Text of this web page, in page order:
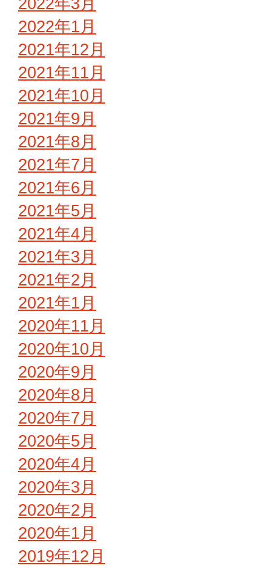
2022年1月
2021年12月
2021年11月
2021年10月
2021年9月
2021年8月
2021年7月
2021年6月
2021年5月
2021年4月
2021年3月
2021年2月
2021年1月
2020年11月
2020年10月
2020年9月
2020年8月
2020年7月
2020年5月
2020年4月
2020年3月
2020年2月
2020年1月
2019年12月